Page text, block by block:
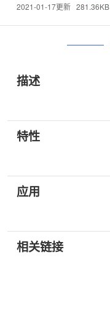
2021-01-17更新 281.36KB
描述
特性
应用
相关链接